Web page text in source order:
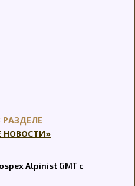
РАЗДЕЛЕ
НОВОСТИ»
Alpinist GMT с